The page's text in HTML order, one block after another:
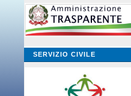
SERVIZIO CIVILE